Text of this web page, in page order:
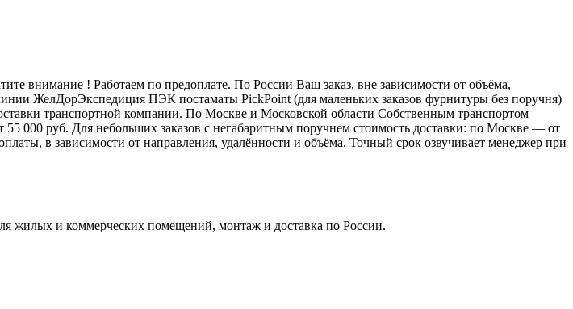
внимание ! Работаем по предоплате. По России Ваш заказ, вне зависимости от объёма,
ЖелДорЭкспедиция ПЭК постаматы PickPoint (для маленьких заказов фурнитуры без поручня)
транспортной компании. По Москве и Московской области Собственным транспортом
000 руб. Для небольших заказов с негабаритным поручнем стоимость доставки: по Москве — от
в зависимости от направления, удалённости и объёма. Точный срок озвучивает менеджер при